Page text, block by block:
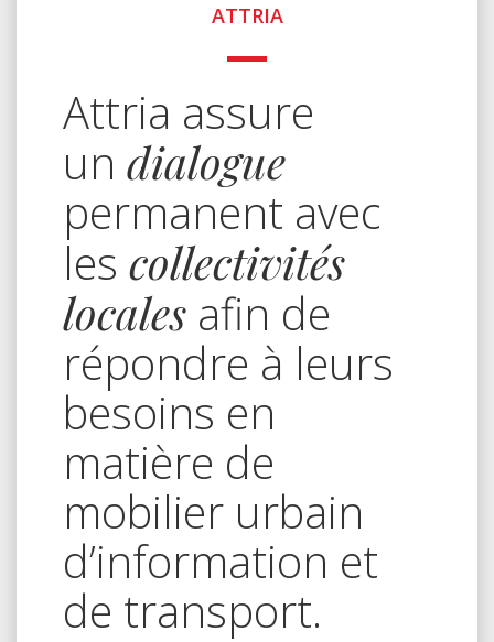
ATTRIA
Attria assure
un dialogue
permanent avec
les collectivités
localesafin de
répondre à leurs
besoins en
matière de
mobilier urbain
d’information et
de transport.